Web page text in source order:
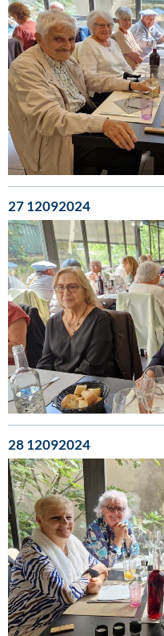
27 12092024
28 12092024